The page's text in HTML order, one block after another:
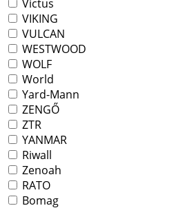
Victus
VIKING
VULCAN
WESTWOOD
WOLF
World
Yard-Mann
ZENGŐ
ZTR
YANMAR
Riwall
Zenoah
RATO
Bomag